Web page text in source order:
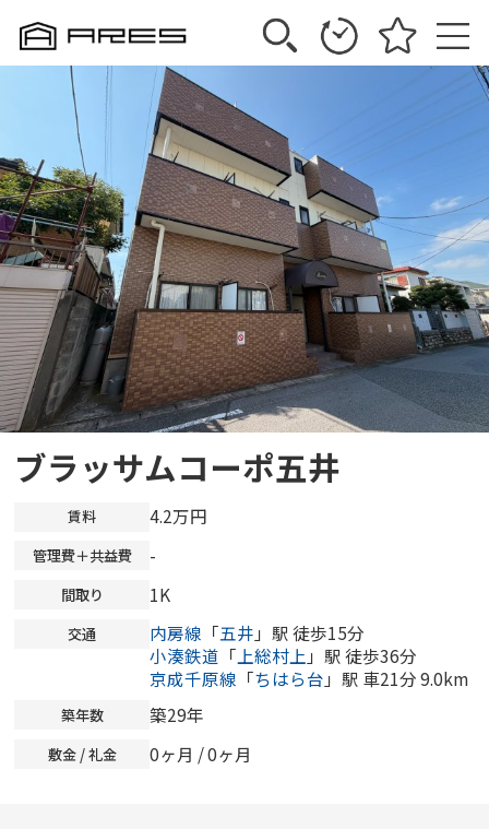
ブラッサムコーポ五井
賃料 4.2万円
管理費＋共益費 -
間取り 1K
交通 内房線 「五井 」駅 徒歩15分
小湊鉄道 「上総村上 」駅 徒歩36分
京成千原線 「ちはら台 」駅 車21分 9.0km
築年数 築29年
敷金 / 礼金 0ヶ月 /0ヶ月